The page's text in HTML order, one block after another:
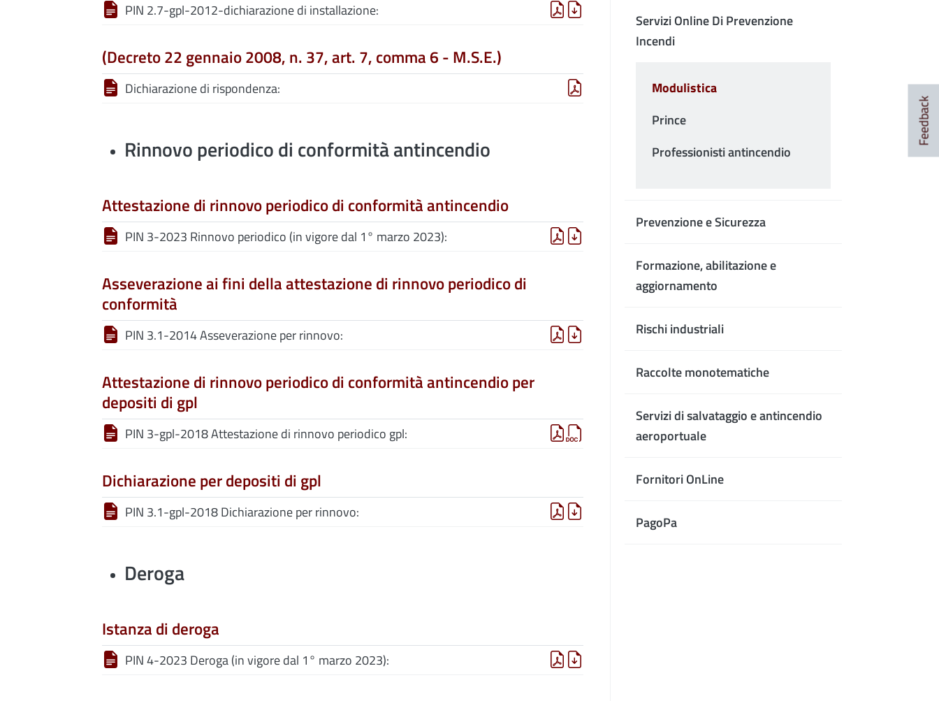
PIN 2.7-gpl-2012-dichiarazione di installazione:
(Decreto 22 gennaio 2008, n. 37, art. 7, comma 6 - M.S.E.)
Dichiarazione di rispondenza:
Rinnovo periodico di conformità antincendio
Attestazione di rinnovo periodico di conformità antincendio
PIN 3-2023 Rinnovo periodico (in vigore dal 1° marzo 2023):
Asseverazione ai fini della attestazione di rinnovo periodico di
conformità
PIN 3.1-2014 Asseverazione per rinnovo:
Attestazione di rinnovo periodico di conformità antincendio per
depositi di gpl
PIN 3-gpl-2018 Attestazione di rinnovo periodico gpl:
Dichiarazione per depositi di gpl
PIN 3.1-gpl-2018 Dichiarazione per rinnovo:
Deroga
Istanza di deroga
PIN 4-2023 Deroga (in vigore dal 1° marzo 2023):
Servizi Online Di Prevenzione
Incendi
Modulistica
Prince
Professionisti antincendio
Prevenzione e Sicurezza
Formazione, abilitazione e
aggiornamento
Rischi industriali
Raccolte monotematiche
Servizi di salvataggio e antincendio
aeroportuale
Fornitori OnLine
PagoPa
Feedback